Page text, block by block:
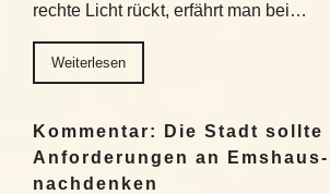
rechte Licht rückt, erfährt man bei…
Weiterlesen
Kommentar: Die Stadt sollte
Anforderungen an
nachdenken